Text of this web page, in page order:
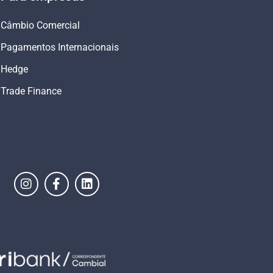
Câmbio Comercial
Pagamentos Internacionais
Hedge
Trade Finance